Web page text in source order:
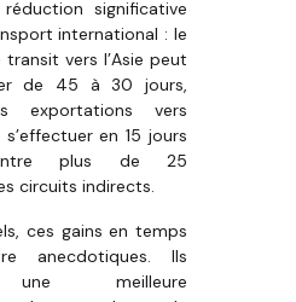
significative
international : le
vers l’Asie peut
de 45 à 30 jours,
exportations vers
en 15 jours
plus de 25
circuits indirects.
ces gains en temps
anecdotiques. Ils
une meilleure